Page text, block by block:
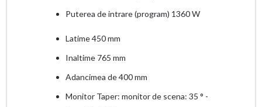
Puterea de intrare (program) 1360 W
Latime 450 mm
Inaltime 765 mm
Adancimea de 400 mm
Monitor Taper: monitor de scena: 35 ° -